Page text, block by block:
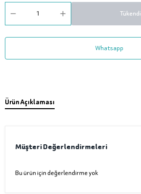
Tükendi
Whatsapp
Ürün Açıklaması
Müşteri Değerlendirmeleri
Bu ürün için değerlendirme yok